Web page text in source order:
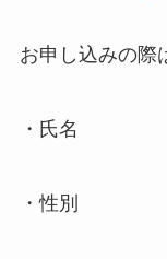
お申し込みの際
・氏名
・性別